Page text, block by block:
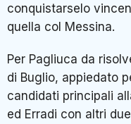
conquistarselo
quella col Messina.
Per Pagliuca da
di Buglio, appiedato
candidati principali
ed Erradi con altri